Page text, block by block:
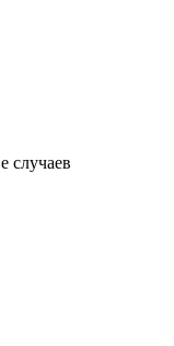
случаев